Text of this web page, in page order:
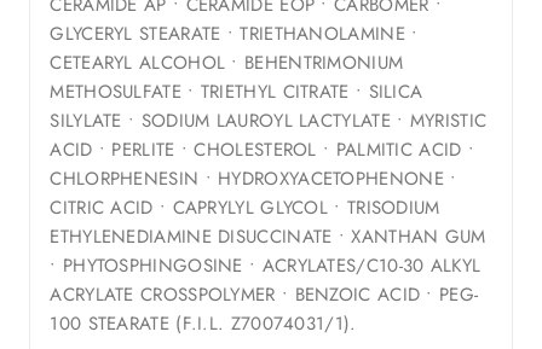
GLYCERYL STEARATE • TRIETHANOLAMINE •
CETEARYL ALCOHOL • BEHENTRIMONIUM
METHOSULFATE • TRIETHYL CITRATE • SILICA
SILYLATE • SODIUM LAUROYL LACTYLATE • MYRISTIC
ACID • PERLITE • CHOLESTEROL • PALMITIC ACID •
CHLORPHENESIN • HYDROXYACETOPHENONE •
CITRIC ACID • CAPRYLYL GLYCOL • TRISODIUM
ETHYLENEDIAMINE DISUCCINATE • XANTHAN GUM
• PHYTOSPHINGOSINE • ACRYLATES/C10-30 ALKYL
ACRYLATE CROSSPOLYMER • BENZOIC ACID • PEG-
100 STEARATE (F.I.L. Z70074031/1).